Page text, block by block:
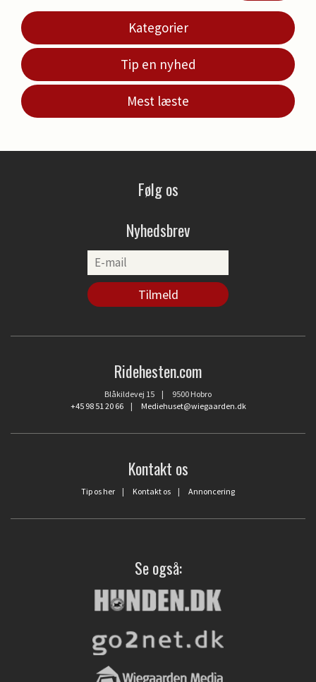
Kategorier
Tip en nyhed
Mest læste
Følg os
Nyhedsbrev
Ridehesten.com
Blåkildevej 15 | 9500 Hobro
+45 98 51 20 66| Mediehuset@wiegaarden.dk
Kontakt os
Tip os her | Kontakt os | Annoncering
Se også: